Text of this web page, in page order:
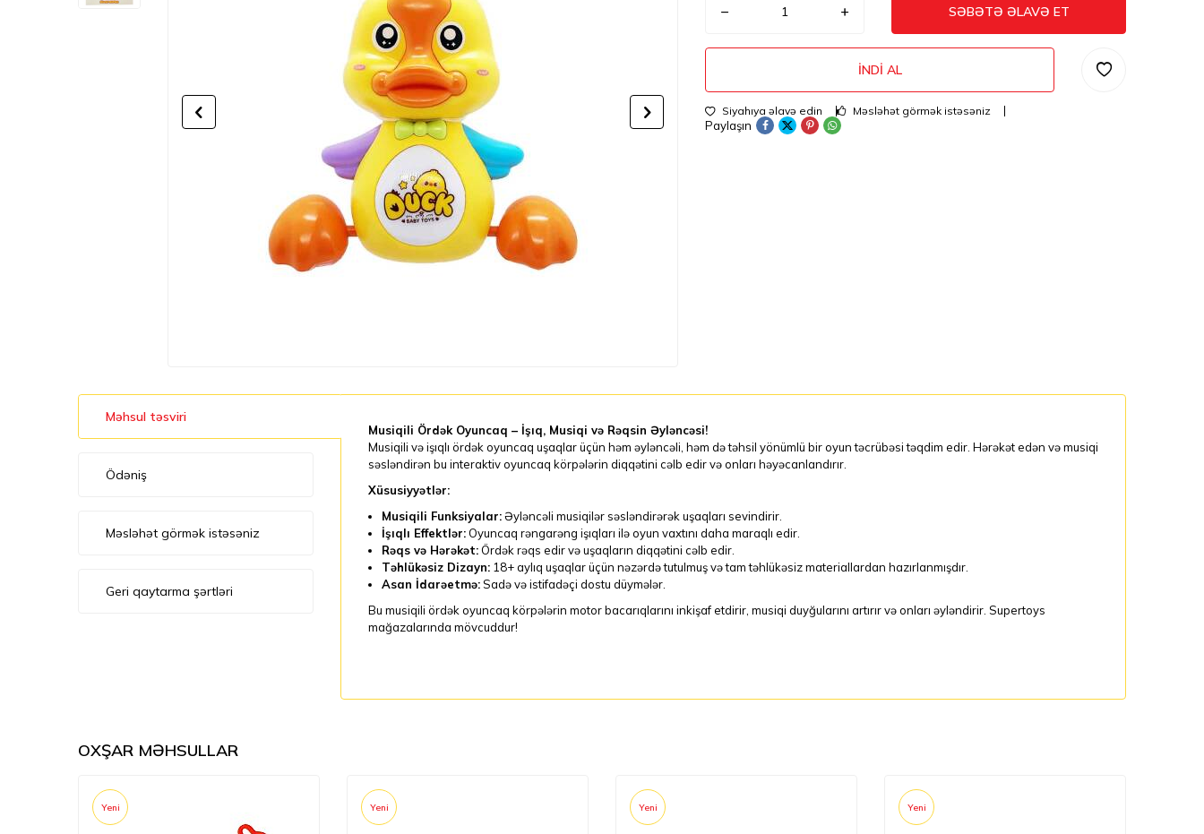
SƏBƏTƏ ƏLAVƏ ET
İNDI AL
Siyahıya əlavə edin Məsləhət görmək istəsəniz
Paylaşın
Məhsul təsviri
Ödəniş
Məsləhət görmək istəsəniz
Geri qaytarma şərtləri
Musiqili Ördək Oyuncaq – İşıq, Musiqi və Rəqsin Əyləncəsi!
Musiqili və işıqlı ördək oyuncaq uşaqlar üçün həm əyləncəli, həm də təhsil yönümlü bir oyun təcrübəsi təqdim edir. Hərəkət edən və musiqi
səsləndirən bu interaktiv oyuncaq körpələrin diqqətini cəlb edir və onları həyəcanlandırır.
Xüsusiyyətlər:
Musiqili Funksiyalar:Əyləncəli musiqilər səsləndirərək uşaqları sevindirir.
İşıqlı Effektlər:Oyuncaq rəngarəng işıqları ilə oyun vaxtını daha maraqlı edir.
Rəqs və Hərəkət:Ördək rəqs edir və uşaqların diqqətini cəlb edir.
Təhlükəsiz Dizayn:18+ aylıq uşaqlar üçün nəzərdə tutulmuş və tam təhlükəsiz materiallardan hazırlanmışdır.
Asan İdarəetmə:Sadə və istifadəçi dostu düymələr.
Bu musiqili ördək oyuncaq körpələrin motor bacarıqlarını inkişaf etdirir, musiqi duyğularını artırır və onları əyləndirir. Supertoys
mağazalarında mövcuddur!
OXŞAR MƏHSULLAR
Yeni Yeni Yeni Yeni